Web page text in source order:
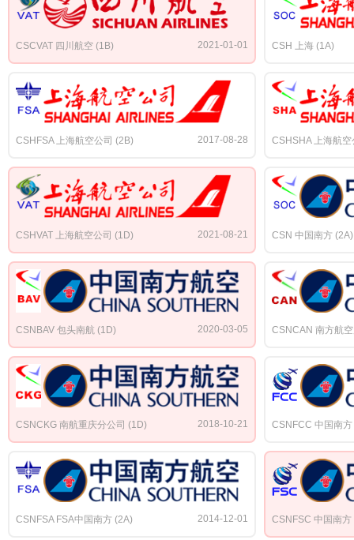
CSCVAT 四川航空 (1B) 2021-01-01 CSH 上海 (1A)
CSHFSA 上海航空公司 (2B) 2017-08-28 CSHSHA 上海航
CSHVAT 上海航空公司 (1D) 2021-08-21 CSN 中国南方 (2A)
CSNBAV 包头南航 (1D) 2020-03-05 CSNCAN 南方航
CSNCKG 南航重庆分公司 (1D) 2018-10-21 CSNFCC 中国南
CSNFSA FSA中国南方 (2A) 2014-12-01 CSNFSC 中国南方